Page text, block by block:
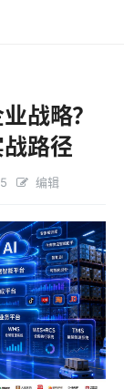
战略？
路径
编辑